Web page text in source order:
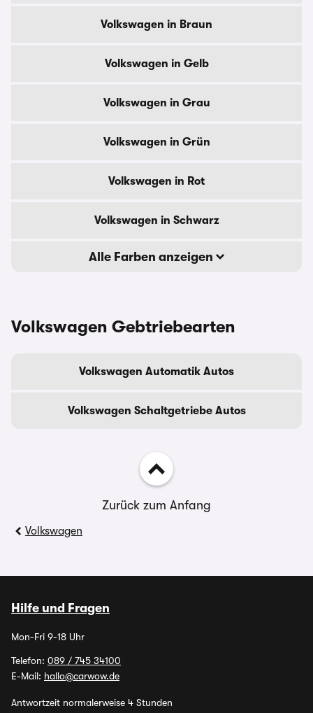
Volkswagen in Braun
Volkswagen in Gelb
Volkswagen in Grau
Volkswagen in Grün
Volkswagen in Rot
Volkswagen in Schwarz
Alle Farben anzeigen
Volkswagen Gebtriebearten
Volkswagen Automatik Autos
Volkswagen Schaltgetriebe Autos
Zurück zum Anfang
Volkswagen
Hilfe und Fragen
Mon-Fri 9-18 Uhr
Telefon: 089 / 745 34100
E-Mail: hallo@carwow.de
Antwortzeit normalerweise 4 Stunden